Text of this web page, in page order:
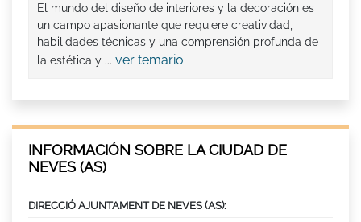
El mundo del diseño de interiores y la decoración es
un campo apasionante que requiere creatividad,
habilidades técnicas y una comprensión profunda de
la estética y ... ver temario
INFORMACIÓN SOBRE LA CIUDAD DE
NEVES (AS)
DIRECCIÓ AJUNTAMENT DE NEVES (AS):